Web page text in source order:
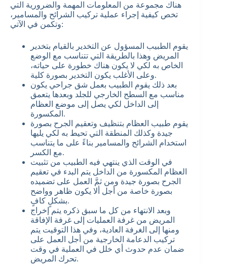
هناك مجموعة من المعلومات المهمة والضرورية التي
تخص كيفية إجراء عملية تركيب الشرائح والمسامير،
وتكمن في الآتي:
يقوم الطبيب المسؤول عن التخدير بالقيام بتخدير
المريض وهذا بالطريقة التي تتناسب مع الوضع
الخاص به لكي لا يكون هناك خطورة على حياته،
وعلى الأغلب يكون التخدير بصورة كلية.
بعد ذلك يقوم الطبيب بعمل شق جراحي يكون
مناسب مع السطح الخارجي للجلد وبعدها يتعمق
إلى الداخل لكي يصل إلى موضع العظام
المكسورة.
يقوم طبيب العظام بتنظيف وتعقيم الجرح بصورة
جيدة وكذلك المنطقة التي تحيط به لكي يليها
استخدام الشرائح والمسامير بناءً على ما يتناسب
مع الكسر.
في الوقت الذي ينتهي فيه الطبيب من تثبيت
العظام المكسورة من الداخل يتم البدء في تعقيم
الجرح بصورة جيدة ومن ثمَّ العمل على تضميده
بصورة خاصة من أجل ألا يكون ظاهر وواضح
بشكلٍ كافٍ.
وبعد الانتهاء من كل ما سبق ذكره يتم إخراج
المريض من غرفة العمليات إلى غرفة الإفاقة
ومنها إلى الغرفة العادية، وفي هذا التوقيت يتم
تركيب الدعامة الخارجية من أجل العمل على
ضمان عدم حدوث أي خلل في العملية في وقت
تحرك المريض.